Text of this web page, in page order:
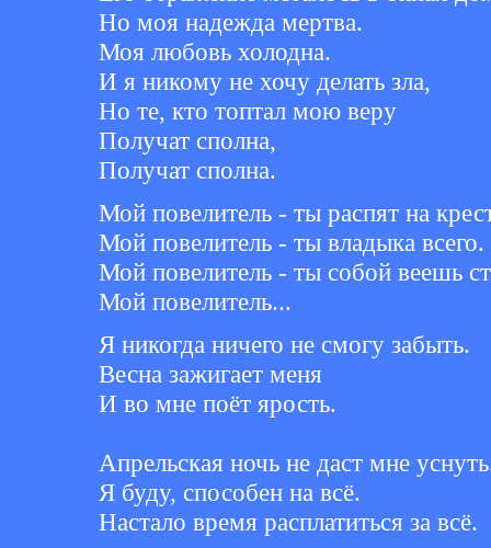
Но моя надежда мертва.
Моя любовь холодна.
И я никому не хочу делать зла,
Но те, кто топтал мою веру
Получат сполна,
Получат сполна.
Мой повелитель - ты распят на
Мой повелитель - ты владыка всего.
Мой повелитель - ты собой веешь
Мой повелитель...
Я никогда ничего не смогу забыть.
Весна зажигает меня
И во мне поёт ярость.
Апрельская ночь не даст мне
Я буду, способен на всё.
Настало время расплатиться за всё.